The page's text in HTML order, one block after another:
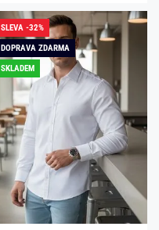
SLEVA -32%
DOPRAVA ZDARMA
SKLADEM